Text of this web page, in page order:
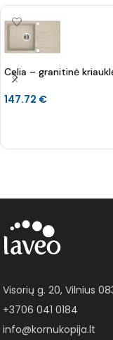
Celia – granitinė
147.72 €
Visorių g. 20, Vilnius
+3706 041 0184
info@kornukopija.lt